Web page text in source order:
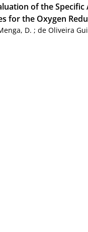
of the
for the Oxygen
D. ;de Oliveira